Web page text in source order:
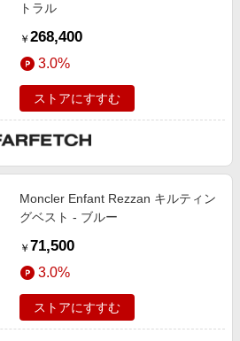
トラル
￥ 268,400
3.0%
ストアにすすむ
Moncler Enfant Rezzan キルティン
グベスト - ブルー
￥ 71,500
3.0%
ストアにすすむ